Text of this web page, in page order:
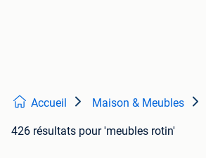
Accueil Maison & Meubles
426 résultats pour 'meubles rotin'